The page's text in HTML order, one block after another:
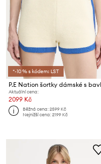
*-10 % s kódem: LST
Aktuální cena:
2099 Kč
Běžná cena:2599 Kč
Nejnižší cena:2199 Kč